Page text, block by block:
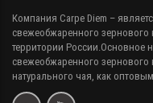
Компания Carpe Diem –
свежеобжаренного зернового
территории России.Основное
свежеобжаренного
натурального чая, как